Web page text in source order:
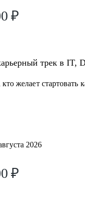
₽
трек в IT,
желает
2026
₽